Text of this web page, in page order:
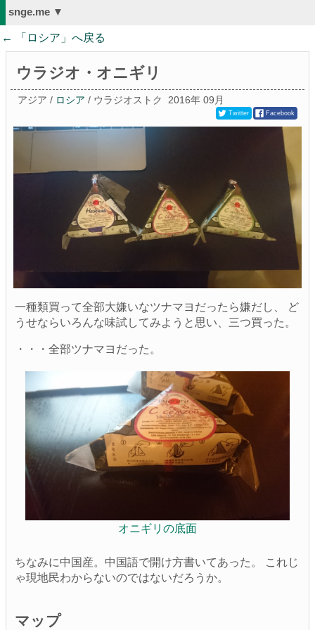
snge.me ▼
← 「 ロシア 」へ戻る
ウラジオ・オニギリ
アジア / ロシア / ウラジオストク 2016年 09月
Twitter Facebook
一種類買って全部大嫌いなツナマヨだったら嫌だし、 ど
うせならいろんな味試してみようと思い、三つ買った。
・・・全部ツナマヨだった。
オニギリの底面
ちなみに中国産。中国語で開け方書いてあった。 これじ
ゃ現地民わからないのではないだろうか。
マップ